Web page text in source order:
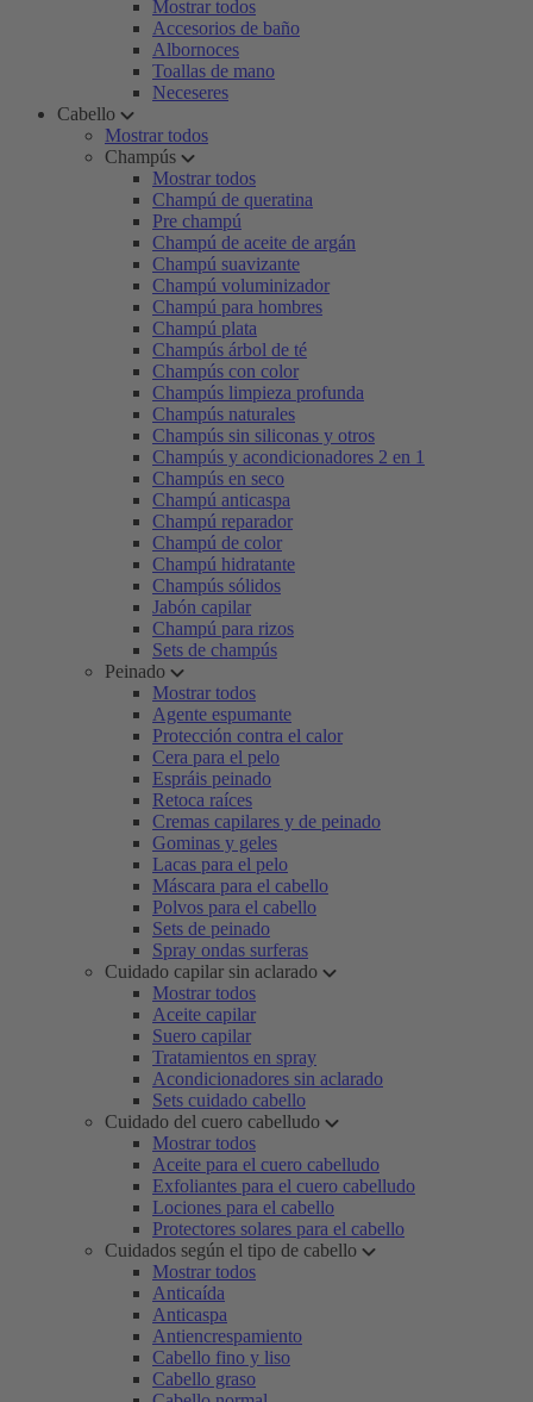
Mostrar todos
Accesorios de baño
Albornoces
Toallas de mano
Neceseres
Cabello
Mostrar todos
Champús
Mostrar todos
Champú de queratina
Pre champú
Champú de aceite de argán
Champú suavizante
Champú voluminizador
Champú para hombres
Champú plata
Champús árbol de té
Champús con color
Champús limpieza profunda
Champús naturales
Champús sin siliconas y otros
Champús y acondicionadores 2 en 1
Champús en seco
Champú anticaspa
Champú reparador
Champú de color
Champú hidratante
Champús sólidos
Jabón capilar
Champú para rizos
Sets de champús
Peinado
Mostrar todos
Agente espumante
Protección contra el calor
Cera para el pelo
Espráis peinado
Retoca raíces
Cremas capilares y de peinado
Gominas y geles
Lacas para el pelo
Máscara para el cabello
Polvos para el cabello
Sets de peinado
Spray ondas surferas
Cuidado capilar sin aclarado
Mostrar todos
Aceite capilar
Suero capilar
Tratamientos en spray
Acondicionadores sin aclarado
Sets cuidado cabello
Cuidado del cuero cabelludo
Mostrar todos
Aceite para el cuero cabelludo
Exfoliantes para el cuero cabelludo
Lociones para el cabello
Protectores solares para el cabello
Cuidados según el tipo de cabello
Mostrar todos
Anticaída
Anticaspa
Antiencrespamiento
Cabello fino y liso
Cabello graso